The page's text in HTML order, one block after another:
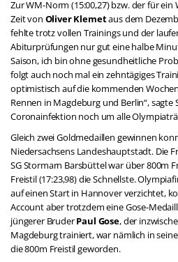
Zur WM-Norm (15:00,27) bzw. der für
Zeit von Oliver Klemetaus dem
fehlte trotz vollen Trainings und der
Abiturprüfungen nur gut eine halbe
Saison, ich bin ohne gesundheitliche
folgt auch noch mal ein zehntägiges
optimistisch auf die kommenden
Rennen in Magdeburg und Berlin“, sagte
Coronainfektion noch um alle
Gleich zwei Goldmedaillen gewinnen
Niedersachsens Landeshauptstadt. Die
SG Stormarn Barsbüttel war über 800m
Freistil (17:23,98) die Schnellste.
auf einen Start in Hannover verzichtet,
Account aber trotzdem eine Gose-
jüngerer BruderPaul Gose, der
Magdeburg trainiert, war nämlich in
die 800m Freistil geworden.